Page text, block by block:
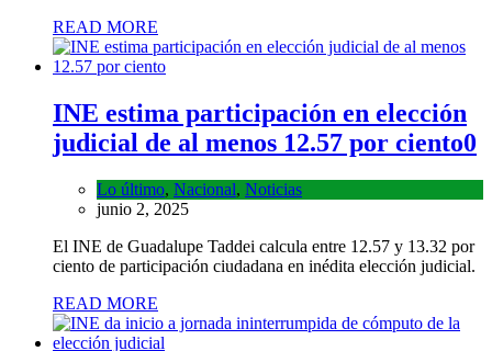
READ MORE
INE estima participación en elección
judicial de al menos 12.57 por ciento0
Lo último, Nacional, Noticias
junio 2, 2025
El INE de Guadalupe Taddei calcula entre 12.57 y 13.32 por
ciento de participación ciudadana en inédita elección judicial.
READ MORE